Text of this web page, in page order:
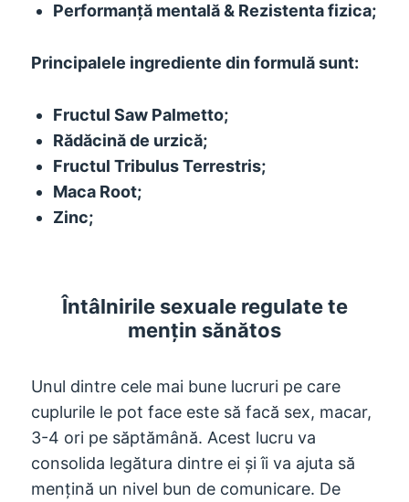
Performanță mentală & Rezistenta fizica;
Principalele ingrediente din formulă sunt:
Fructul Saw Palmetto;
Rădăcină de urzică;
Fructul Tribulus Terrestris;
Maca Root;
Zinc;
Întâlnirile sexuale regulate te
mențin sănătos
Unul dintre cele mai bune lucruri pe care
cuplurile le pot face este să facă sex, macar,
3-4 ori pe săptămână. Acest lucru va
consolida legătura dintre ei și îi va ajuta să
mențină un nivel bun de comunicare. De